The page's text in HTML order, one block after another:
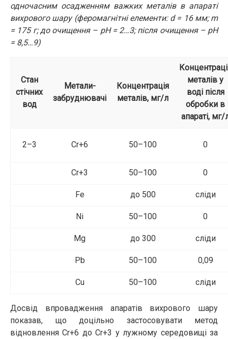
одночасним осадженням важких металів в апараті
вихрового шару (феромагнітні елементи: d = 16 мм; m
= 175 г; до очищення – рН = 2…3; після очищення – рН
= 8,5…9)
Стан
стічних
вод
Метали-
забруднювачі
Концентрація
металів, мг/л
металів у
воді після
обробки в
апараті, мг/
2–3 Cr+6 50–100 0
Cr+3 50–100 0
Fe до 500 сліди
Ni 50–100 0
Mg до 300 сліди
Pb 50–100 0,09
Cu 50–100 сліди
Досвід впровадження апаратів вихрового шару
показав, що доцільно застосовувати метод
відновлення Сr+6 до Сr+3 у лужному середовищі за